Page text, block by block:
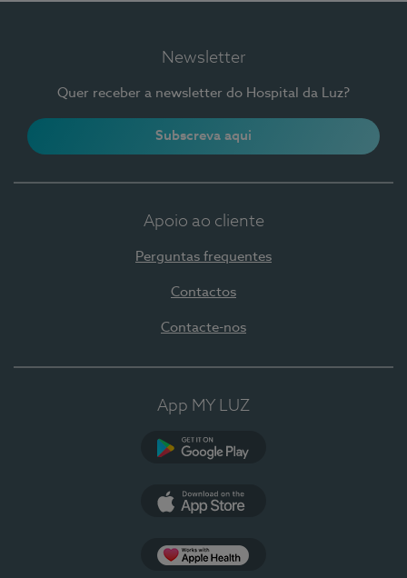
Newsletter
Quer receber a newsletter do Hospital da Luz?
Subscreva aqui
Apoio ao cliente
Perguntas frequentes
Contactos
Contacte-nos
App MY LUZ